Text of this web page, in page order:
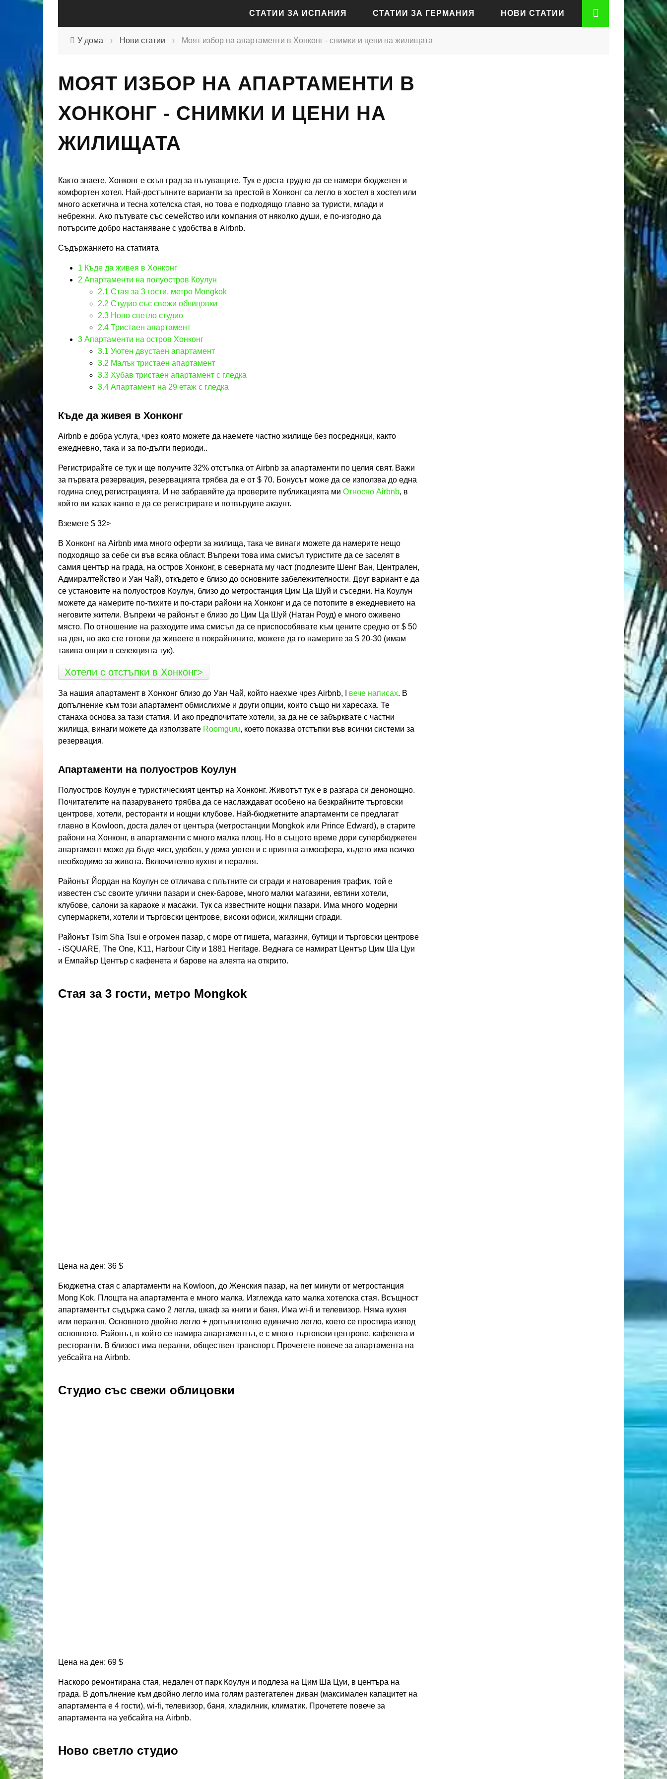
СТАТИИ ЗА ИСПАНИЯ
СТАТИИ ЗА БАРСЕЛОНА
СТАТИИ ЗА СЕВИЛЯ
СТАТИИ ЗА ГЕРМАНИЯ
СТАТИИ ЗА БЕРЛИН
СТАТИИ ЗА ДРЕЗДЕН
СТАТИИ ЗА МЮНХЕН
НОВИ СТАТИИ
У дома › Нови статии › Моят избор на апартаменти в Хонконг - снимки и цени на жилищата
МОЯТ ИЗБОР НА АПАРТАМЕНТИ В
ХОНКОНГ - СНИМКИ И ЦЕНИ НА
ЖИЛИЩАТА
Както знаете, Хонконг е скъп град за пътуващите. Тук е доста трудно да се намери бюджетен и
комфортен хотел. Най-достъпните варианти за престой в Хонконг са легло в хостел в хостел или
много аскетична и тесна хотелска стая, но това е подходящо главно за туристи, млади и
небрежни. Ако пътувате със семейство или компания от няколко души, е по-изгодно да
потърсите добро настаняване с удобства в Airbnb.
Съдържанието на статията
1 Къде да живея в Хонконг
2 Апартаменти на полуостров Коулун
2.1 Стая за 3 гости, метро Mongkok
2.2 Студио със свежи облицовки
2.3 Ново светло студио
2.4 Тристаен апартамент
3 Апартаменти на остров Хонконг
3.1 Уютен двустаен апартамент
3.2 Малък тристаен апартамент
3.3 Хубав тристаен апартамент с гледка
3.4 Апартамент на 29 етаж с гледка
Къде да живея в Хонконг
Airbnb е добра услуга, чрез която можете да наемете частно жилище без посредници, както
ежедневно, така и за по-дълги периоди..
Регистрирайте се тук и ще получите 32% отстъпка от Airbnb за апартаменти по целия свят. Важи
за първата резервация, резервацията трябва да е от $ 70. Бонусът може да се използва до една
година след регистрацията. И не забравяйте да проверите публикацията ми Относно Airbnb, в
който ви казах какво е да се регистрирате и потвърдите акаунт.
Вземете $ 32>
В Хонконг на Airbnb има много оферти за жилища, така че винаги можете да намерите нещо
подходящо за себе си във всяка област. Въпреки това има смисъл туристите да се заселят в
самия център на града, на остров Хонконг, в северната му част (подлезите Шенг Ван, Централен,
Адмиралтейство и Уан Чай), откъдето е близо до основните забележителности. Друг вариант е да
се установите на полуостров Коулун, близо до метростанция Цим Ца Шуй и съседни. На Коулун
можете да намерите по-тихите и по-стари райони на Хонконг и да се потопите в ежедневието на
неговите жители. Въпреки че районът е близо до Цим Ца Шуй (Натан Роуд) е много оживено
място. По отношение на разходите има смисъл да се приспособявате към цените средно от $ 50
на ден, но ако сте готови да живеете в покрайнините, можете да го намерите за $ 20-30 (имам
такива опции в селекцията тук).
Хотели с отстъпки в Хонконг>
За нашия апартамент в Хонконг близо до Уан Чай, който наехме чрез Airbnb, I вече написах. В
допълнение към този апартамент обмислихме и други опции, които също ни харесаха. Те
станаха основа за тази статия. И ако предпочитате хотели, за да не се забърквате с частни
жилища, винаги можете да използвате Roomguru, което показва отстъпки във всички системи за
резервация.
Апартаменти на полуостров Коулун
Полуостров Коулун е туристическият център на Хонконг. Животът тук е в разгара си денонощно.
Почитателите на пазаруването трябва да се наслаждават особено на безкрайните търговски
центрове, хотели, ресторанти и нощни клубове. Най-бюджетните апартаменти се предлагат
главно в Kowloon, доста далеч от центъра (метростанции Mongkok или Prince Edward), в старите
райони на Хонконг, в апартаменти с много малка площ. Но в същото време дори супербюджетен
апартамент може да бъде чист, удобен, у дома уютен и с приятна атмосфера, където има всичко
необходимо за живота. Включително кухня и пералня.
Районът Йордан на Коулун се отличава с плътните си сгради и натоварения трафик, той е
известен със своите улични пазари и снек-барове, много малки магазини, евтини хотели,
клубове, салони за караоке и масажи. Тук са известните нощни пазари. Има много модерни
супермаркети, хотели и търговски центрове, високи офиси, жилищни сгради.
Районът Tsim Sha Tsui е огромен пазар, с море от гишета, магазини, бутици и търговски центрове
- iSQUARE, The One, K11, Harbour City и 1881 Heritage. Веднага се намират Център Цим Ша Цуи
и Емпайър Център с кафенета и барове на алеята на открито.
Стая за 3 гости, метро Mongkok
Цена на ден: 36 $
Бюджетна стая с апартаменти на Kowloon, до Женския пазар, на пет минути от метростанция
Mong Kok. Площта на апартамента е много малка. Изглежда като малка хотелска стая. Всъщност
апартаментът съдържа само 2 легла, шкаф за книги и баня. Има wi-fi и телевизор. Няма кухня
или пералня. Основното двойно легло + допълнително единично легло, което се простира изпод
основното. Районът, в който се намира апартаментът, е с много търговски центрове, кафенета и
ресторанти. В близост има перални, обществен транспорт. Прочетете повече за апартамента на
уебсайта на Airbnb.
Студио със свежи облицовки
Цена на ден: 69 $
Наскоро ремонтирана стая, недалеч от парк Коулун и подлеза на Цим Ша Цуи, в центъра на
града. В допълнение към двойно легло има голям разтегателен диван (максимален капацитет на
апартамента е 4 гости), wi-fi, телевизор, баня, хладилник, климатик. Прочетете повече за
апартамента на уебсайта на Airbnb.
Ново светло студио